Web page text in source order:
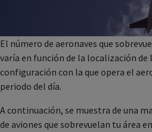
El número de aeronaves que
varía en función de la localización de
configuración con la que opera el
periodo del día.
A continuación, se muestra de una
de aviones que sobrevuelan tu área